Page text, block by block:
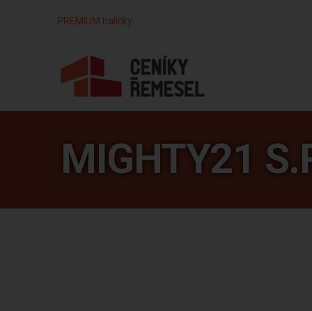
PREMIUM balíčky
MIGHTY21